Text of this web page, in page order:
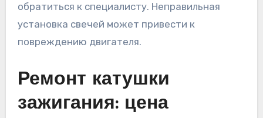
обратиться к специалисту. Неправильная
установка свечей может привести к
повреждению двигателя.
Ремонт катушки
зажигания: цена